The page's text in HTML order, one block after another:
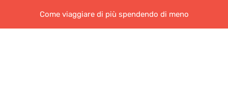
Come viaggiare di più spendendo di meno